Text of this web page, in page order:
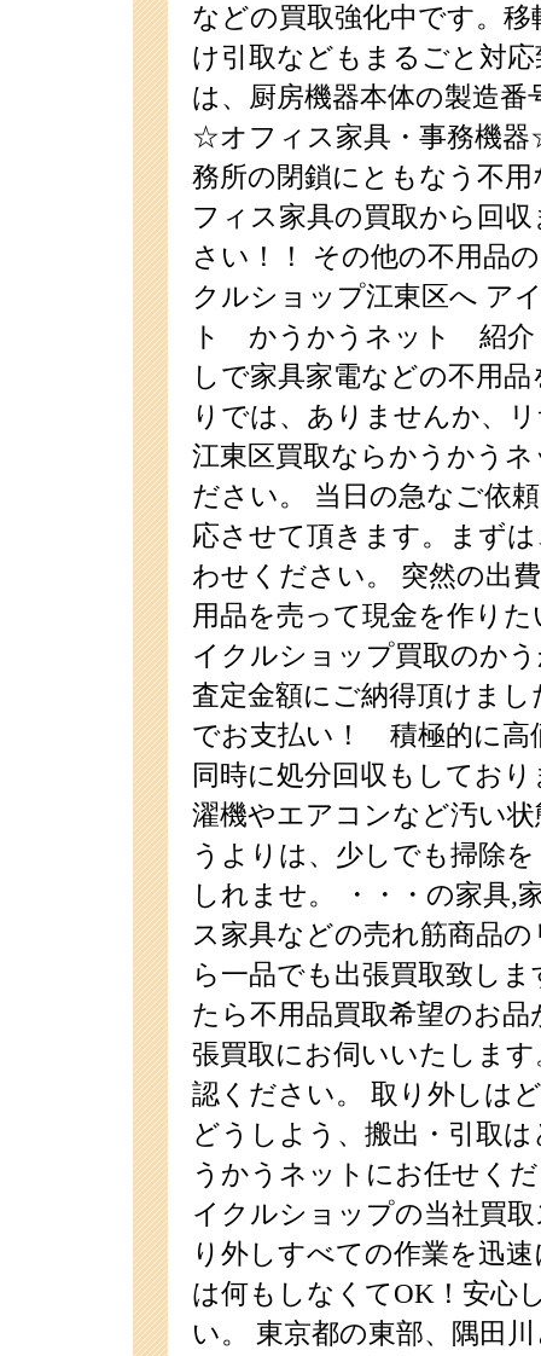
などの買取強化中です。
け引取などもまるごと対
は、厨房機器本体の製造
☆オフィス家具・事務機
務所の閉鎖にともなう不
フィス家具の買取から回
さい！！ その他の不用品
クルショップ江東区へ ア
ト かうかうネット 紹介
しで家具家電などの不用
りでは、ありませんか、
江東区買取ならかうかう
ださい。 当日の急なご依
応させて頂きます。まず
わせください。 突然の出
用品を売って現金を作り
イクルショップ買取のか
査定金額にご納得頂けま
でお支払い！ 積極的に高
同時に処分回収もしてお
濯機やエアコンなど汚い
うよりは、少しでも掃除
しれませ。 ・・・の家具,
ス家具などの売れ筋商品
ら一品でも出張買取致し
たら不用品買取希望のお
張買取にお伺いいたしま
認ください。 取り外しは
どうしよう、搬出・引取
うかうネットにお任せく
イクルショップの当社買
り外しすべての作業を迅
は何もしなくてOK！安心
い。 東京都の東部、隅田